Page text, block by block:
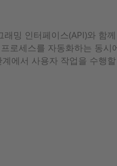
밍 인터페이스(API)와 함
로세스를 자동화하는 동
에서 사용자 작업을 수행